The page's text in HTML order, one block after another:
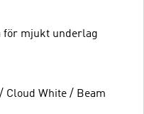
för mjukt underlag
Cloud White / Beam